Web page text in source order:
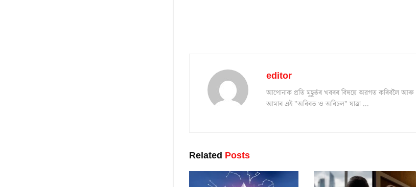
editor
আপোনাক প্ৰতি মুহূৰ্তৰ খবৰৰ বিষয়ে অৱগত কৰিবলৈ আৰু
আমাৰ এই "অবিৰত ও অবিচল" যাত্ৰা ...
Related Posts